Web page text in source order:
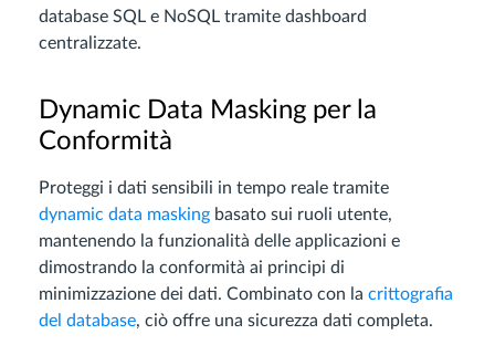
database SQL e NoSQL tramite dashboard
centralizzate.
Dynamic Data Masking per la
Conformità
Proteggi i dati sensibili in tempo reale tramite
dynamic data masking basato sui ruoli utente,
mantenendo la funzionalità delle applicazioni e
dimostrando la conformità ai principi di
minimizzazione dei dati. Combinato con la crittografia
del database, ciò offre una sicurezza dati completa.